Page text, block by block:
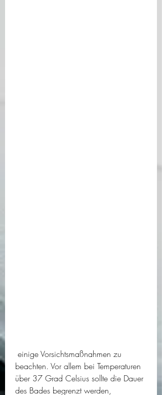
beachten. Vor allem bei Temperaturen
über 37 Grad Celsius sollte die Dauer
des Bades begrenzt werden,